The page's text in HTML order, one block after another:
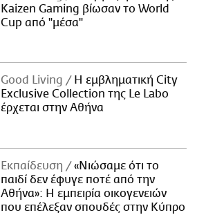
Kaizen Gaming βίωσαν το World
Cup από "μέσα"
Good Living
Η εμβληματική City
Exclusive Collection της Le Labo
έρχεται στην Αθήνα
Εκπαίδευση
«Νιώσαμε ότι το
παιδί δεν έφυγε ποτέ από την
Αθήνα»: Η εμπειρία οικογενειών
που επέλεξαν σπουδές στην Κύπρο